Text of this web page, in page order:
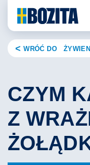
content
WRÓĆ DO
CZYM
Z